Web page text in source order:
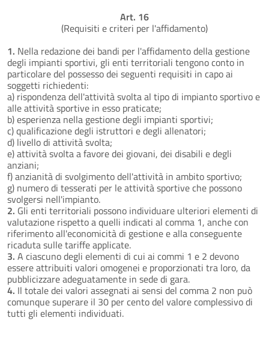
Art. 16
(Requisiti e criteri per l'affidamento)
1. Nella redazione dei bandi per l'affidamento della gestione
degli impianti sportivi, gli enti territoriali tengono conto in
particolare del possesso dei seguenti requisiti in capo ai
soggetti richiedenti:
a) rispondenza dell'attività svolta al tipo di impianto sportivo e
alle attività sportive in esso praticate;
b) esperienza nella gestione degli impianti sportivi;
c) qualificazione degli istruttori e degli allenatori;
d) livello di attività svolta;
e) attività svolta a favore dei giovani, dei disabili e degli
anziani;
f) anzianità di svolgimento dell'attività in ambito sportivo;
g) numero di tesserati per le attività sportive che possono
svolgersi nell'impianto.
2. Gli enti territoriali possono individuare ulteriori elementi di
valutazione rispetto a quelli indicati al comma 1, anche con
riferimento all'economicità di gestione e alla conseguente
ricaduta sulle tariffe applicate.
3. A ciascuno degli elementi di cui ai commi 1 e 2 devono
essere attribuiti valori omogenei e proporzionati tra loro, da
pubblicizzare adeguatamente in sede di gara.
4. Il totale dei valori assegnati ai sensi del comma 2 non può
comunque superare il 30 per cento del valore complessivo di
tutti gli elementi individuati.